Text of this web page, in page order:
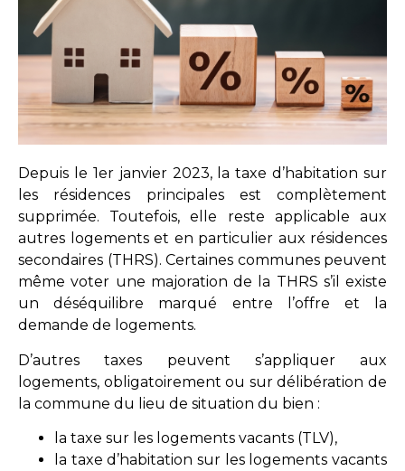
Depuis le 1er janvier 2023, la taxe d’habitation sur
les résidences principales est complètement
supprimée. Toutefois, elle reste applicable aux
autres logements et en particulier aux résidences
secondaires (THRS). Certaines communes peuvent
même voter une majoration de la THRS s’il existe
un déséquilibre marqué entre l’offre et la
demande de logements.
D’autres taxes peuvent s’appliquer aux
logements, obligatoirement ou sur délibération de
la commune du lieu de situation du bien :
la taxe sur les logements vacants (TLV),
la taxe d’habitation sur les logements vacants